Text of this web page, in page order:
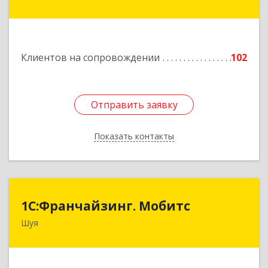
Клиентов на сопровождении 102
Отправить заявку
Показать контакты
Отправить заявку
Назад
1С:Франчайзинг. Мобитс
Шуя
1С:Франчайзинг. Мобитс